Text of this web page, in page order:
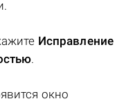
Исправление
.
окно